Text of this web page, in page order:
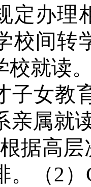
定办理
校间转
校就读
子女教
亲属就
据高
。（2